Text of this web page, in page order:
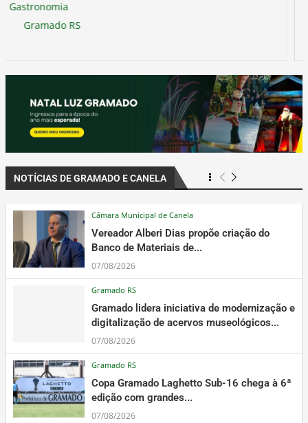
Parques, Zoos e Museus
Gramado RS
NOTÍCIAS DE GRAMADO E CANELA
Câmara Municipal de Canela
Vereador Alberi Dias propõe criação do
Banco de Materiais de...
07/08/2026
Gramado RS
Gramado lidera iniciativa de modernização e
digitalização de acervos museológicos...
07/08/2026
Gramado RS
Copa Gramado Laghetto Sub-16 chega à 6ª
edição com grandes...
07/08/2026